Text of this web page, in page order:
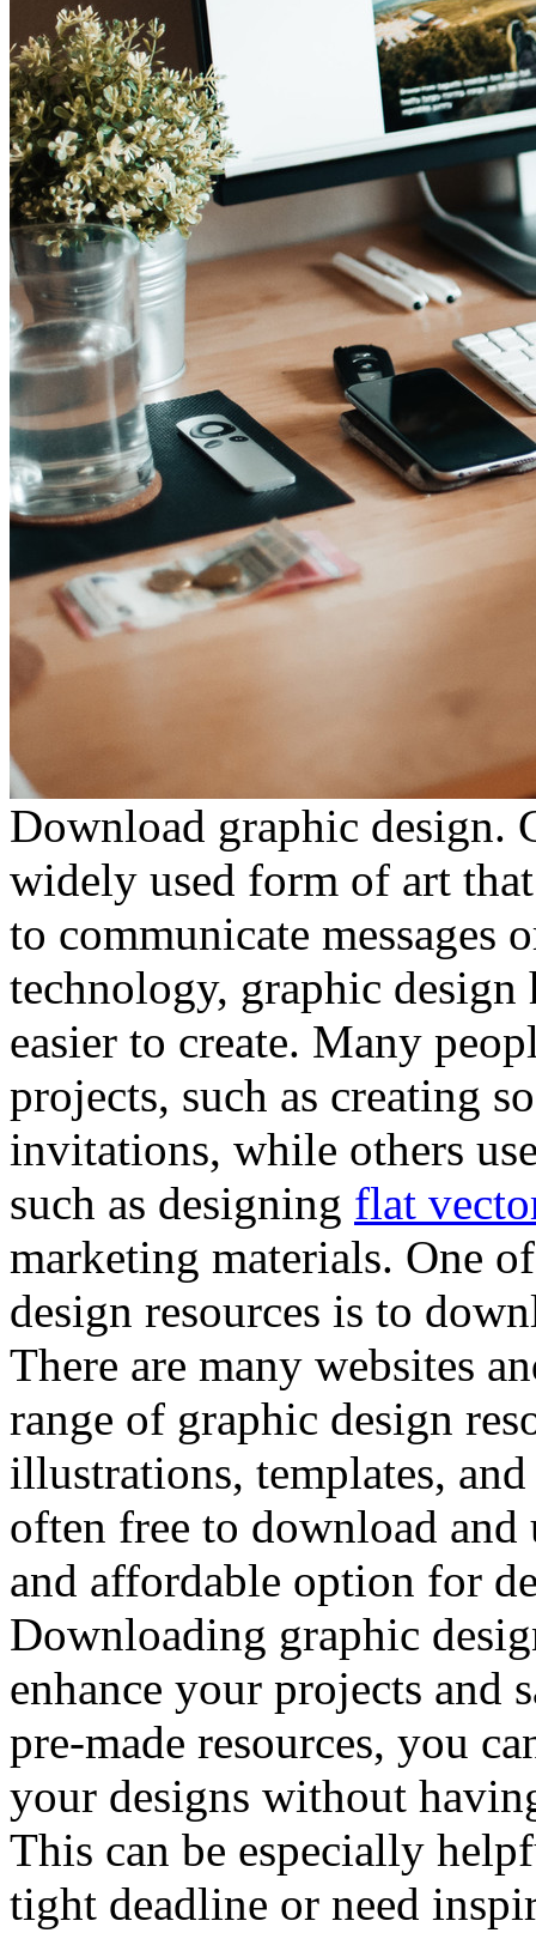
Download graphic design.
widely used form of art
to communicate messages
technology, graphic design
easier to create. Many
projects, such as creating
invitations, while others
such as designing flat
marketing materials. One
design resources is to
There are many websites
range of graphic design
illustrations, templates,
often free to download and
and affordable option for
Downloading graphic
enhance your projects and
pre-made resources, you
your designs without
This can be especially
tight deadline or need